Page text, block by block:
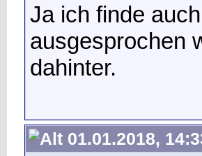
Ja ich finde
ausgesprochen
dahinter.
01.01.2018,